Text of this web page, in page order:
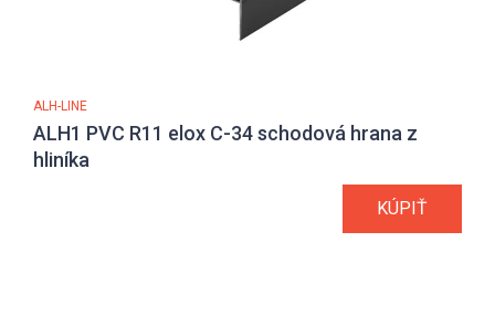
ALH-LINE
ALH1 PVC R11 elox C-34 schodová hrana z
hliníka
KÚPIŤ